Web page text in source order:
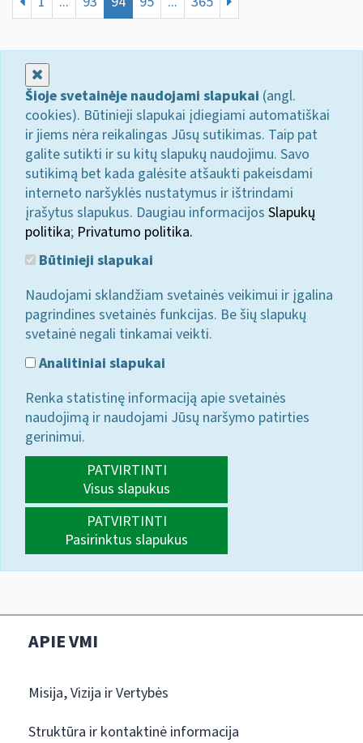
Šioje svetainėje naudojami slapukai (angl.
cookies). Būtinieji slapukai įdiegiami automatiškai
ir jiems nėra reikalingas Jūsų sutikimas. Taip pat
galite sutikti ir su kitų slapukų naudojimu. Savo
sutikimą bet kada galėsite atšaukti pakeisdami
interneto naršyklės nustatymus ir ištrindami
įrašytus slapukus. Daugiau informacijos Slapukų
politika; Privatumo politika.
Būtinieji slapukai
Naudojami sklandžiam svetainės veikimui ir įgalina
pagrindines svetainės funkcijas. Be šių slapukų
svetainė negali tinkamai veikti.
Analitiniai slapukai
Renka statistinę informaciją apie svetainės
naudojimą ir naudojami Jūsų naršymo patirties
gerinimui.
PATVIRTINTI
Visus slapukus
PATVIRTINTI
Pasirinktus slapukus
APIE VMI
Misija, Vizija ir Vertybės
Struktūra ir kontaktinė informacija